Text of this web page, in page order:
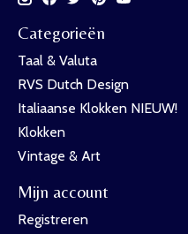
Categorieën
Taal & Valuta
RVS Dutch Design
Italiaanse Klokken NIEUW!
Klokken
Vintage & Art
Mijn account
Registreren